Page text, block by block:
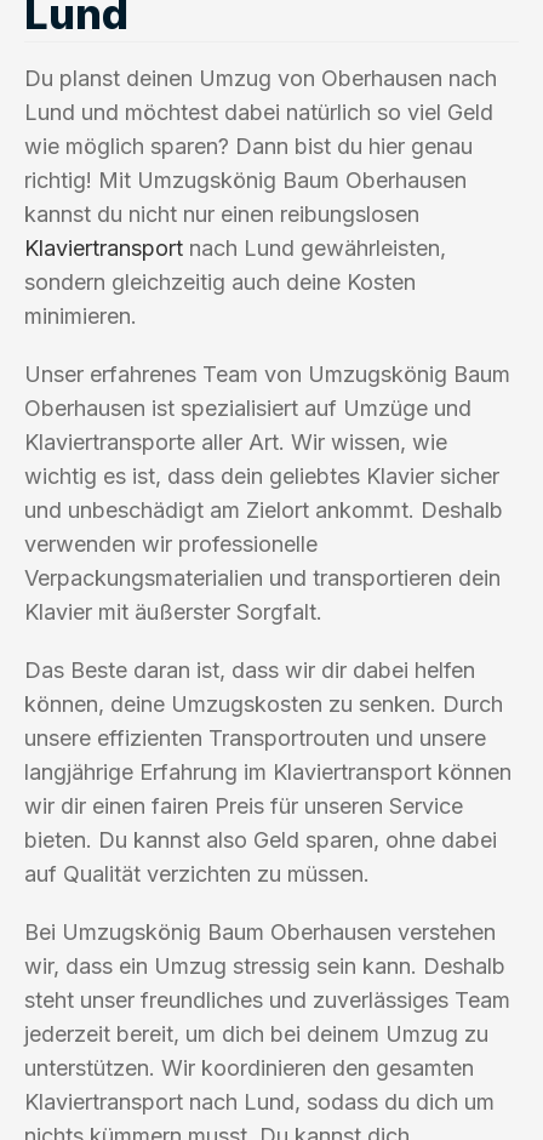
Lund
Du planst deinen Umzug von Oberhausen nach
Lund und möchtest dabei natürlich so viel Geld
wie möglich sparen? Dann bist du hier genau
richtig! Mit Umzugskönig Baum Oberhausen
kannst du nicht nur einen reibungslosen
Klaviertransport nach Lund gewährleisten,
sondern gleichzeitig auch deine Kosten
minimieren.
Unser erfahrenes Team von Umzugskönig Baum
Oberhausen ist spezialisiert auf Umzüge und
Klaviertransporte aller Art. Wir wissen, wie
wichtig es ist, dass dein geliebtes Klavier sicher
und unbeschädigt am Zielort ankommt. Deshalb
verwenden wir professionelle
Verpackungsmaterialien und transportieren dein
Klavier mit äußerster Sorgfalt.
Das Beste daran ist, dass wir dir dabei helfen
können, deine Umzugskosten zu senken. Durch
unsere effizienten Transportrouten und unsere
langjährige Erfahrung im Klaviertransport können
wir dir einen fairen Preis für unseren Service
bieten. Du kannst also Geld sparen, ohne dabei
auf Qualität verzichten zu müssen.
Bei Umzugskönig Baum Oberhausen verstehen
wir, dass ein Umzug stressig sein kann. Deshalb
steht unser freundliches und zuverlässiges Team
jederzeit bereit, um dich bei deinem Umzug zu
unterstützen. Wir koordinieren den gesamten
Klaviertransport nach Lund, sodass du dich um